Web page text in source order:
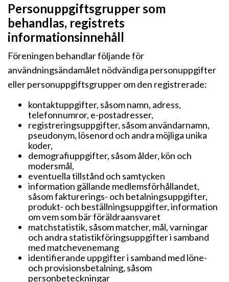
Personuppgiftsgrupper som
behandlas, registrets
informationsinnehåll
Föreningen behandlar följande för
användningsändamålet nödvändiga personuppgifter
eller personuppgiftsgrupper om den registrerade:
kontaktuppgifter, såsom namn, adress,
telefonnumror, e-postadresser,
registreringsuppgifter, såsom användarnamn,
pseudonym, lösenord och andra möjliga unika
koder,
demografiuppgifter, såsom ålder, kön och
modersmål,
eventuella tillstånd och samtycken
information gällande medlemsförhållandet,
såsom fakturerings- och betalningsuppgifter,
produkt- och beställningsuppgifter, information
om vem som bär föräldraansvaret
matchstatistik, såsom matcher, mål, varningar
och andra statistikföringsuppgifter i samband
med matchevenemang
identifierande uppgifter i samband med löne-
och provisionsbetalning, såsom
personbeteckningar